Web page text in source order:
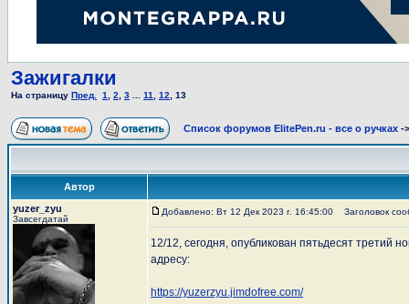
Зажигалки
На страницу Пред. 1 2 3 11 12 13
Список форумов ElitePen.ru - все о ручках -
Автор
yuzer_zyu
Завсегдатай
Добавлено: Вт 12 Дек 2023 г. 16:45:00 Заголовок
12/12, сегодня, опубликован пятьдесят третий
адресу:
https://yuzerzyu.jimdofree.com/